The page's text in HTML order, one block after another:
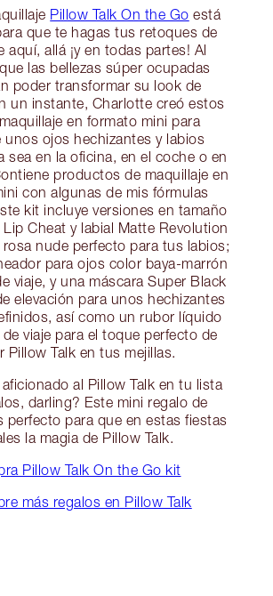
Pillow Talk On the Go está
que te hagas tus retoques de
aquí, allá ¡y en todas partes! Al
las bellezas súper ocupadas
poder transformar su look de
un instante, Charlotte creó estos
en formato mini para
unos ojos hechizantes y labios
sea en la oficina, en el coche o en
productos de maquillaje en
con algunas de mis fórmulas
kit incluye versiones en tamaño
Lip Cheat y labial Matte Revolution
nude perfecto para tus labios;
para ojos color baya-marrón
viaje, y una máscara Super Black
elevación para unos hechizantes
así como un rubor líquido
viaje para el toque perfecto de
Pillow Talk en tus mejillas.
al Pillow Talk en tu lista
darling? Este mini regalo de
perfecto para que en estas fiestas
la magia de Pillow Talk.
Pillow Talk On the Go kit
más regalos en Pillow Talk